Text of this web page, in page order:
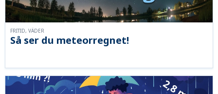
Så ser du meteorregnet!
FRITID, VÄDER